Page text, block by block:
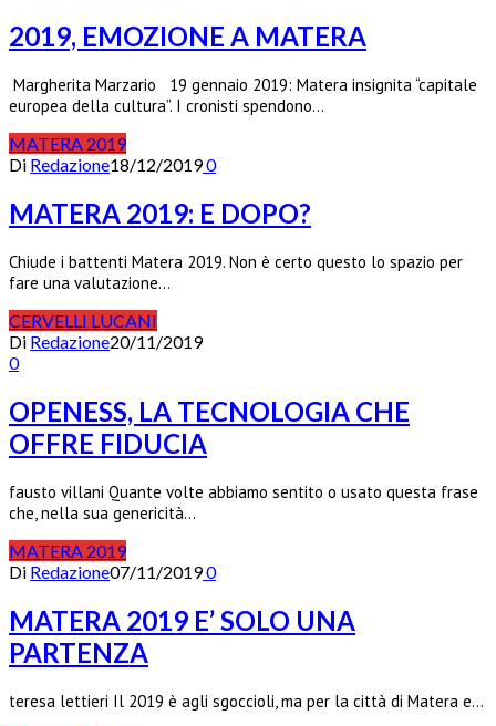
2019, EMOZIONE A MATERA
Margherita Marzario 19 gennaio 2019: Matera insignita “capitale
europea della cultura”. I cronisti spendono…
MATERA 2019
Di Redazione18/12/20190
MATERA 2019: E DOPO?
Chiude i battenti Matera 2019. Non è certo questo lo spazio per
fare una valutazione…
CERVELLI LUCANI
Di Redazione20/11/2019
0
OPENESS, LA TECNOLOGIA CHE
OFFRE FIDUCIA
fausto villani Quante volte abbiamo sentito o usato questa frase
che, nella sua genericità…
MATERA 2019
Di Redazione07/11/20190
MATERA 2019 E’ SOLO UNA
PARTENZA
teresa lettieri Il 2019 è agli sgoccioli, ma per la città di Matera e…